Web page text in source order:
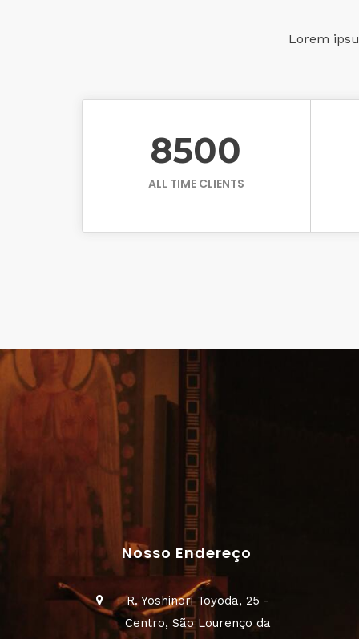
Lorem
8500
ALL TIME CLIENTS
Nosso Endereço
R. Yoshinori Toyoda, 25 -
Centro, São Lourenço da